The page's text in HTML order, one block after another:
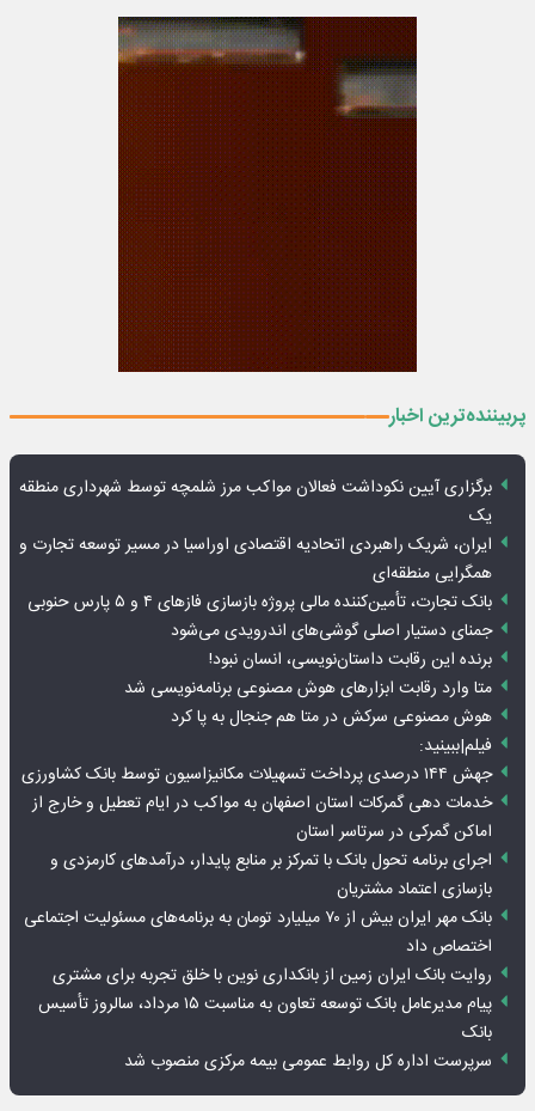
پربیننده‌ترین اخبار
برگزاری آیین نکوداشت فعالان مواکب مرز شلمچه توسط شهرداری منطقه
یک
ایران، شریک راهبردی اتحادیه اقتصادی اوراسیا در مسیر توسعه تجارت و
همگرایی منطقه‌ای
بانک تجارت، تأمین‌کننده مالی پروژه بازسازی فازهای ۴ و ۵ پارس حنوبی
جمنای دستیار اصلی گوشی‌های اندرویدی می‌شود
برنده این رقابت داستان‌نویسی، انسان نبود!
متا وارد رقابت ابزارهای هوش مصنوعی برنامه‌نویسی شد
هوش مصنوعی سرکش در متا هم جنجال به پا کرد
فیلم|ببینید:
جهش ۱۴۴ درصدی پرداخت تسهیلات مکانیزاسیون توسط بانک کشاورزی
خدمات دهی گمرکات استان اصفهان به مواکب در ایام تعطیل و خارج از
اماکن گمرکی در سرتاسر استان
اجرای برنامه تحول بانک با تمرکز بر منابع پایدار، درآمدهای کارمزدی و
بازسازی اعتماد مشتریان
بانک مهر ایران بیش از ۷۰ میلیارد تومان به برنامه‌های مسئولیت اجتماعی
اختصاص داد
روایت بانک ایران زمین از بانکداری نوین با خلق تجربه برای مشتری
پیام مدیرعامل بانک توسعه تعاون به مناسبت ۱۵ مرداد، سالروز تأسیس
بانک
سرپرست اداره کل روابط عمومی بیمه مرکزی منصوب شد